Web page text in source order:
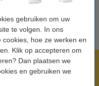
gebruiken om uw
te volgen. In ons
cookies, hoe ze werken en
Klik op accepteren om
Dan plaatsen we
en gebruiken we